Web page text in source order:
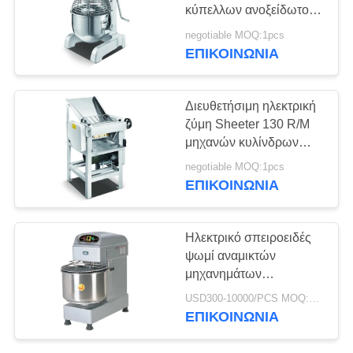
SITEMAP
PRIVACY
POLICY
Εμπορικός
εξοπλισμός
ψησίματος
Γραμμή παραγωγής
αρτοποιίας
38
κύπελλων ανοξείδωτου
μηχανημάτων
επεξεργασίας τροφίμων
negotiable MOQ:1pcs
ΕΠΙΚΟΙΝΩΝΊΑ
Διευθετήσιμη ηλεκτρική
ζύμη Sheeter 130 R/M
μηχανών κυλίνδρων
ζύμης πάχους
negotiable MOQ:1pcs
ΕΠΙΚΟΙΝΩΝΊΑ
Ηλεκτρικό σπειροειδές
ψωμί αναμικτών
μηχανημάτων
επεξεργασίας τροφίμων
υψηλής ταχύτητας που
USD300-10000/PCS MOQ:1pcs
ΕΠΙΚΟΙΝΩΝΊΑ